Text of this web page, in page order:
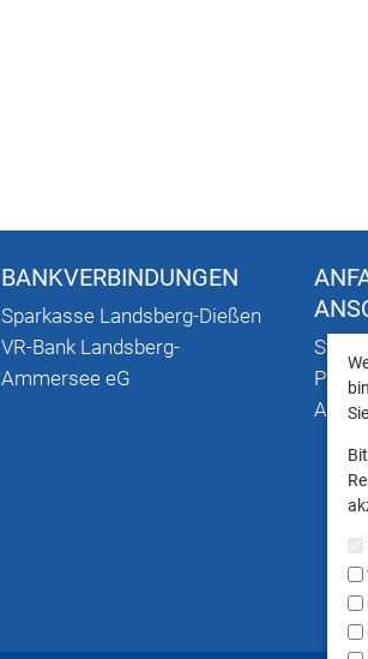
BANKVERBINDUNGEN
Sparkasse Landsberg-Dießen
VR-Bank Landsberg-
Ammersee eG